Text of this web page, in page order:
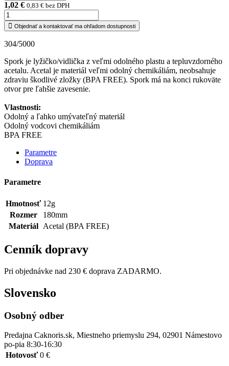
1,02 € 0,83 € bez DPH
Objednať a kontaktovať ma ohľadom dostupnosti
304/5000
Spork je lyžičko/vidlička z veľmi odolného plastu a tepluvzdorného
acetalu. Acetal je materiál veľmi odolný chemikáliám, neobsahuje
zdraviu škodlivé zložky (BPA FREE). Spork má na konci rukoväte
otvor pre ľahšie zavesenie.
Vlastnosti:
Odolný a ľahko umývateľný materiál
Odolný vodcovi chemikáliám
BPA FREE
Parametre
Doprava
Parametre
Hmotnosť 12g
Rozmer
180mm
Materiál
Acetal (BPA FREE)
Cenník dopravy
Pri objednávke nad 230 € doprava ZADARMO.
Slovensko
Osobný odber
Predajna Caknoris.sk, Miestneho priemyslu 294, 02901 Námestovo
po-pia 8:30-16:30
Hotovosť 0 €